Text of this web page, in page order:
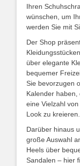
Ihren
wünschen, um
werden Sie mit
Der Shop
über elegante
bequemer
Sie bevorzugen
Kalender
eine Vielzahl
Look zu kreieren.
Darüber hinaus
große Auswahl
Heels über
Sandalen – hier